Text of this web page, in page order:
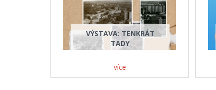
VÝSTAVA: TENKRÁT
TADY
více